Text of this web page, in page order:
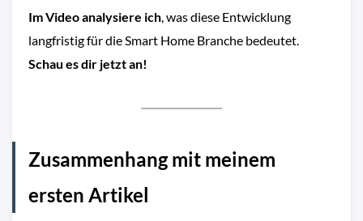
Im Video analysiere ich , was diese Entwicklung
langfristig für die Smart Home Branche bedeutet.
Schau es dir jetzt an!
Zusammenhang mit meinem
ersten Artikel